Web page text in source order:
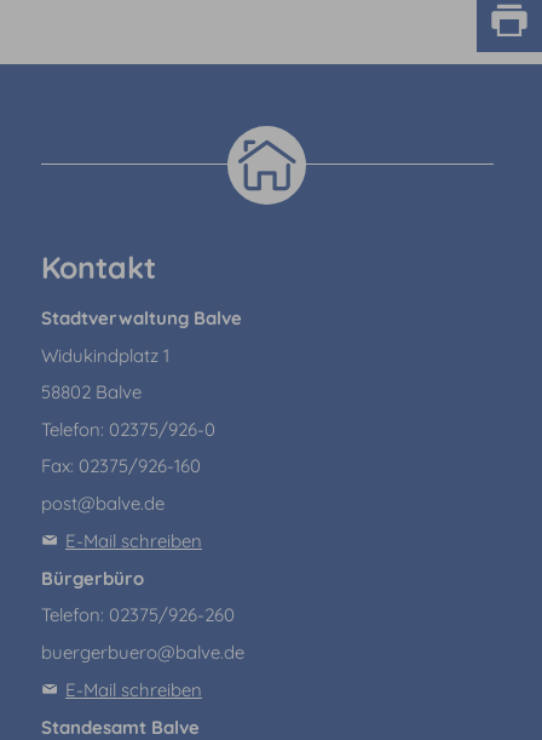
Kontakt
Stadtverwaltung Balve
Widukindplatz 1
58802 Balve
Telefon: 02375/926-0
Fax: 02375/926-160
post@balve.de
E-Mail schreiben
Bürgerbüro
Telefon: 02375/926-260
buergerbuero@balve.de
E-Mail schreiben
Standesamt Balve